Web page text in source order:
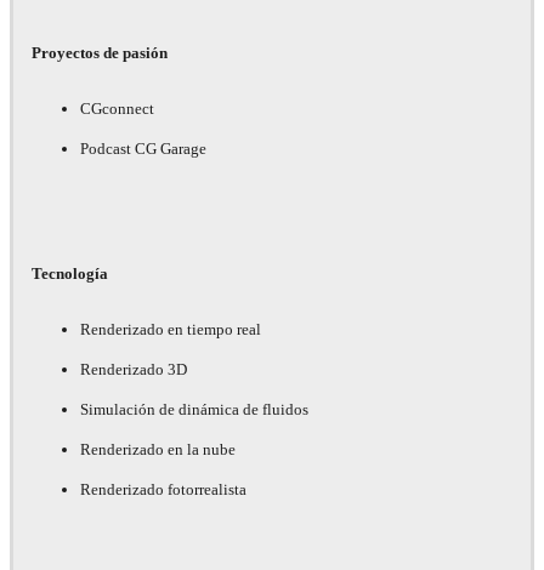
Proyectos de pasión
CGconnect
Podcast CG Garage
Tecnología
Renderizado en tiempo real
Renderizado 3D
Simulación de dinámica de fluidos
Renderizado en la nube
Renderizado fotorrealista